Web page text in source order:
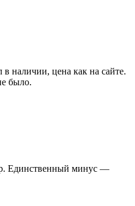
наличии, цена как на сайте.
было.
Единственный минус —